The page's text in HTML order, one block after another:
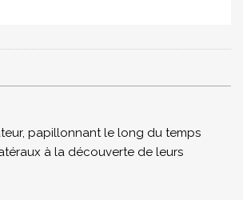
papillonnant le long du temps
à la découverte de leurs